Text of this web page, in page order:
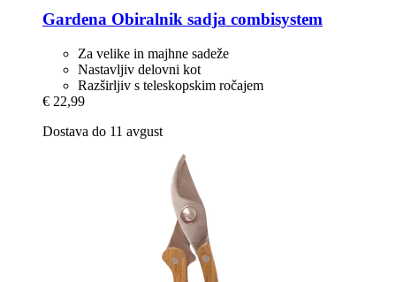
Gardena Obiralnik sadja combisystem
Za velike in majhne sadeže
Nastavljiv delovni kot
Razširljiv s teleskopskim ročajem
€ 22,99
Dostava do 11 avgust